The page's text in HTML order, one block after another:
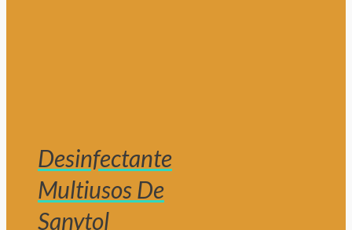
Desinfectante
Multiusos De
Sanytol